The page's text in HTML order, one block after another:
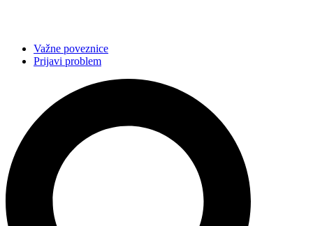
Važne poveznice
Prijavi problem